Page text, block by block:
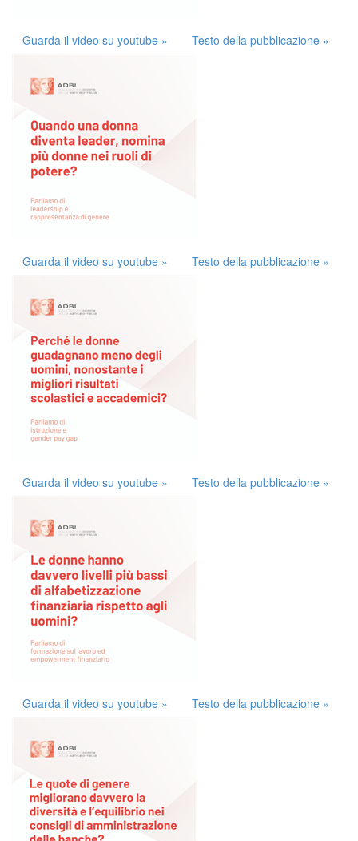
Guarda il video su youtube » Testo della pubblicazione »
Guarda il video su youtube » Testo della pubblicazione »
Guarda il video su youtube » Testo della pubblicazione »
Guarda il video su youtube » Testo della pubblicazione »